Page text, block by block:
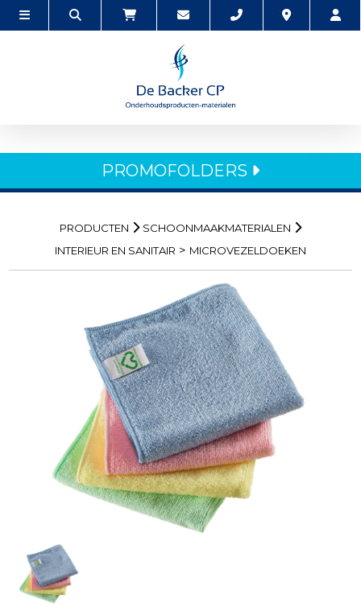
PROMOFOLDERS
PRODUCTEN
SCHOONMAAKMATERIALEN
INTERIEUR EN SANITAIR > MICROVEZELDOEKEN